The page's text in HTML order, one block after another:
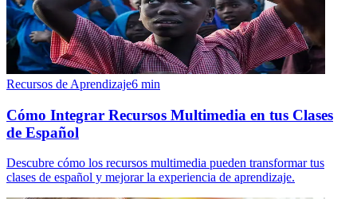
Recursos de Aprendizaje6 min
Cómo Integrar Recursos Multimedia en tus Clases
de Español
Descubre cómo los recursos multimedia pueden transformar tus
clases de español y mejorar la experiencia de aprendizaje.